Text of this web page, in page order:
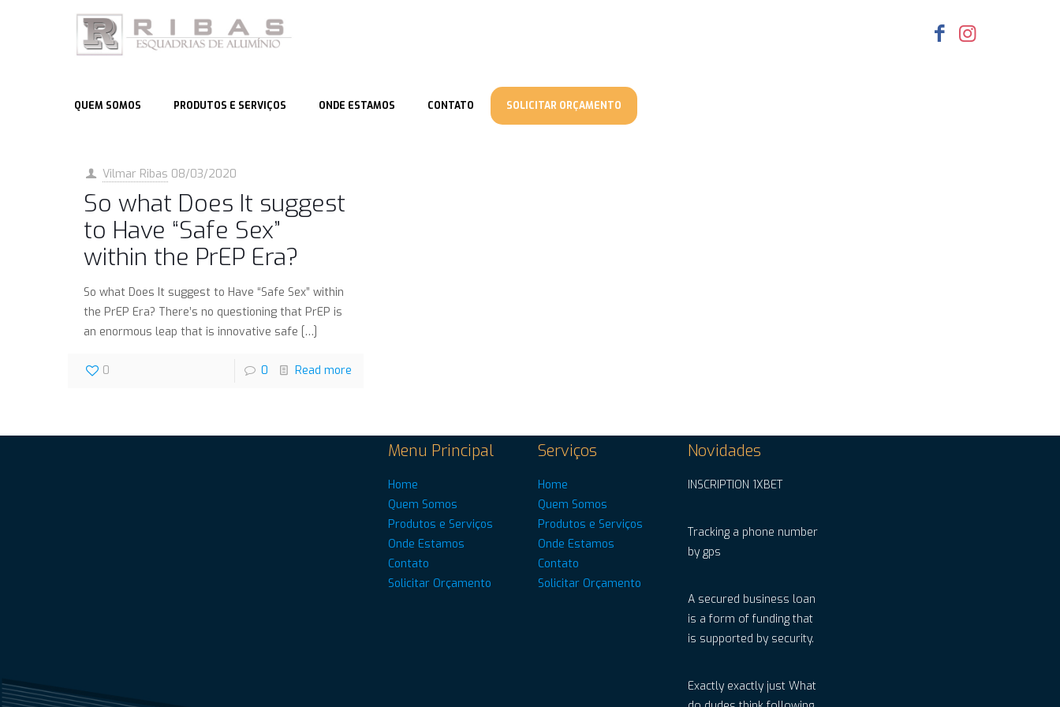
QUEM SOMOS PRODUTOS E SERVIÇOS ONDE ESTAMOS CONTATO SOLICITAR ORÇAMENTO
Vilmar Ribas 08/03/2020
So what Does It suggest
to Have “Safe Sex”
within the PrEP Era?
So what Does It suggest to Have “Safe Sex” within
the PrEP Era? There’s no questioning that PrEP is
an enormous leap that is innovative safe […]
0 0 Read more
Menu Principal
Home
Quem Somos
Produtos e Serviços
Onde Estamos
Contato
Solicitar Orçamento
Serviços
Home
Quem Somos
Produtos e Serviços
Onde Estamos
Contato
Solicitar Orçamento
Novidades
INSCRIPTION 1XBET
Tracking a phone number
by gps
A secured business loan
is a form of funding that
is supported by security.
Exactly exactly just What